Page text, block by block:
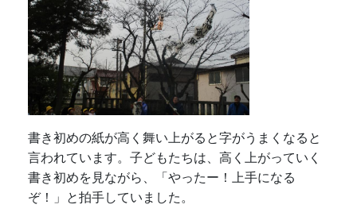
書き初めの紙が高く舞い上がると字がうまくなると
言われています。子どもたちは、高く上がっていく
書き初めを見ながら、「やったー！上手になる
ぞ！」と拍手していました。